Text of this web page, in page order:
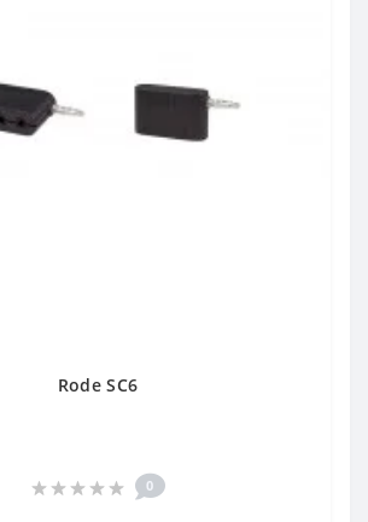
Rode SC6
0